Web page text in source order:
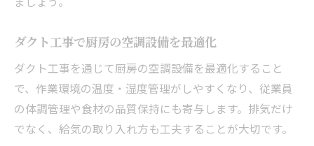
ダクト工事で厨房の空調設備を最適化
ダクト工事を通じて厨房の空調設備を最適化すること
で、作業環境の温度・湿度管理がしやすくなり、従業員
の体調管理や食材の品質保持にも寄与します。排気だけ
でなく、給気の取り入れ方も工夫することが大切です。